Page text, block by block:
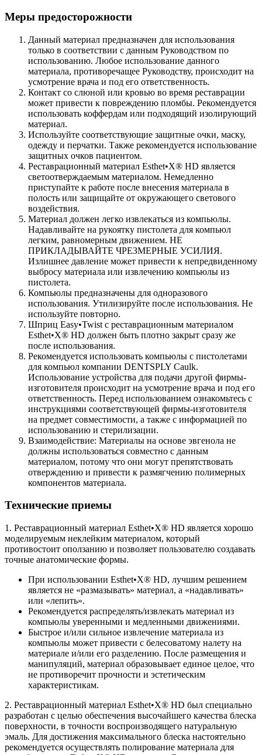
Меры предосторожности
Данный материал предназначен для использования
только в соответствии с данным Руководством по
использованию. Любое использование данного
материала, противоречащее Руководству, происходит на
усмотрение врача и под его ответственность.
Контакт со слюной или кровью во время реставрации
может привести к повреждению пломбы. Рекомендуется
использовать коффердам или подходящий изолирующий
материал.
Используйте соответствующие защитные очки, маску,
одежду и перчатки. Также рекомендуется использование
защитных очков пациентом.
Реставрационный материал Esthet•X® HD является
светоотверждаемым материалом. Немедленно
приступайте к работе после внесения материала в
полость или защищайте от окружающего светового
воздействия.
Материал должен легко извлекаться из компьюлы.
Надавливайте на рукоятку пистолета для компьюл
легким, равномерным движением. НЕ
ПРИКЛАДЫВАЙТЕ ЧРЕЗМЕРНЫЕ УСИЛИЯ.
Излишнее давление может привести к непредвиденному
выбросу материала или извлечению компьюлы из
пистолета.
Компьюлы предназначены для одноразового
использования. Утилизируйте после использования. Не
используйте повторно.
Шприц Easy•Twist с реставрационным материалом
Esthet•X® HD должен быть плотно закрыт сразу же
после использования.
Рекомендуется использовать компьюлы с пистолетами
для компьюл компании DENTSPLY Caulk.
Использование устройства для подачи другой фирмы-
изготовителя происходит на усмотрение врача и под его
ответственность. Перед использованием ознакомьтесь с
инструкциями соответствующей фирмы-изготовителя
на предмет совместимости, а также с информацией по
использованию и стерилизации.
Взаимодействие: Материалы на основе эвгенола не
должны использоваться совместно с данным
материалом, потому что они могут препятствовать
отверждению и привести к размягчению полимерных
компонентов материала.
Технические приемы
1. Реставрационный материал Esthet•X® HD является хорошо
моделируемым неклейким материалом, который
противостоит оползанию и позволяет пользователю создавать
точные анатомические формы.
При использовании Esthet•X® HD, лучшим решением
является не «размазывать» материал, а «надавливать»
или «лепить».
Рекомендуется распределять/извлекать материал из
компьюлы уверенными и медленными движениями.
Быстрое и/или сильное извлечение материала из
компьюлы может привести с белесоватому налету на
материале и/или его разделению. После размещения и
манипуляций, материал образовывает единое целое, что
не противоречит прочности и эстетическим
характеристикам.
2. Реставрационный материал Esthet•X® HD был специально
разработан с целью обеспечения высочайшего качества блеска
поверхности, в точности воспроизводящего натуральную
эмаль. Для достижения максимального блеска настоятельно
рекомендуется осуществлять полирование материала для